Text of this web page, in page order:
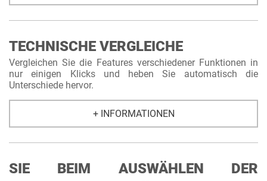
TECHNISCHE VERGLEICHE
Vergleichen Sie die Features verschiedener Funktionen in
nur einigen Klicks und heben Sie automatisch die
Unterschiede hervor.
+ INFORMATIONEN
SIE BEIM AUSWÄHLEN DER